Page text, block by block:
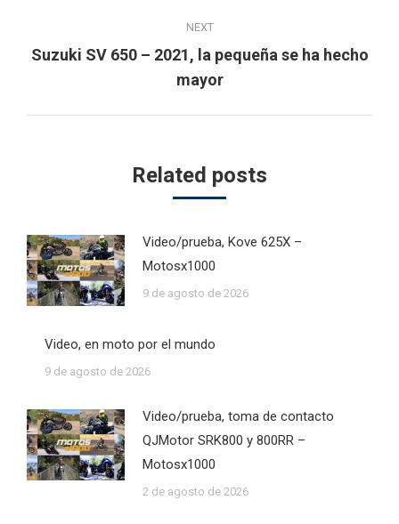
NEXT
Next
post:
Suzuki SV 650 – 2021, la pequeña se ha hecho
mayor
Related posts
Video/prueba, Kove 625X –
Motosx1000
9 de agosto de 2026
Video, en moto por el mundo
9 de agosto de 2026
Video/prueba, toma de contacto
QJMotor SRK800 y 800RR –
Motosx1000
2 de agosto de 2026